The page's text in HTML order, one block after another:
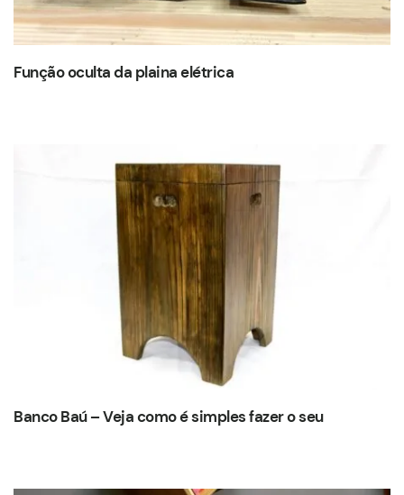
Função oculta da plaina elétrica
Banco Baú – Veja como é simples fazer o seu